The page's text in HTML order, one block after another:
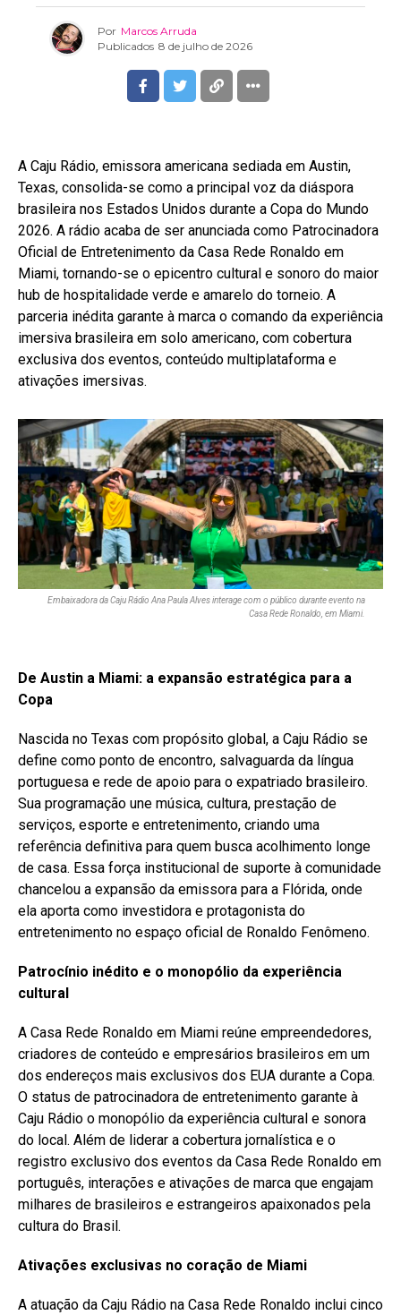
Por Marcos Arruda
Publicados 8 de julho de 2026
A Caju Rádio, emissora americana sediada em Austin,
Texas, consolida-se como a principal voz da diáspora
brasileira nos Estados Unidos durante a Copa do Mundo
2026. A rádio acaba de ser anunciada como Patrocinadora
Oficial de Entretenimento da Casa Rede Ronaldo em
Miami, tornando-se o epicentro cultural e sonoro do maior
hub de hospitalidade verde e amarelo do torneio. A
parceria inédita garante à marca o comando da experiência
imersiva brasileira em solo americano, com cobertura
exclusiva dos eventos, conteúdo multiplataforma e
ativações imersivas.
Embaixadora da Caju Rádio Ana Paula Alves interage com o público durante evento na
Casa Rede Ronaldo, em Miami.
De Austin a Miami: a expansão estratégica para a
Copa
Nascida no Texas com propósito global, a Caju Rádio se
define como ponto de encontro, salvaguarda da língua
portuguesa e rede de apoio para o expatriado brasileiro.
Sua programação une música, cultura, prestação de
serviços, esporte e entretenimento, criando uma
referência definitiva para quem busca acolhimento longe
de casa. Essa força institucional de suporte à comunidade
chancelou a expansão da emissora para a Flórida, onde
ela aporta como investidora e protagonista do
entretenimento no espaço oficial de Ronaldo Fenômeno.
Patrocínio inédito e o monopólio da experiência
cultural
A Casa Rede Ronaldo em Miami reúne empreendedores,
criadores de conteúdo e empresários brasileiros em um
dos endereços mais exclusivos dos EUA durante a Copa.
O status de patrocinadora de entretenimento garante à
Caju Rádio o monopólio da experiência cultural e sonora
do local. Além de liderar a cobertura jornalística e o
registro exclusivo dos eventos da Casa Rede Ronaldo em
português, interações e ativações de marca que engajam
milhares de brasileiros e estrangeiros apaixonados pela
cultura do Brasil.
Ativações exclusivas no coração de Miami
A atuação da Caju Rádio na Casa Rede Ronaldo inclui cinco